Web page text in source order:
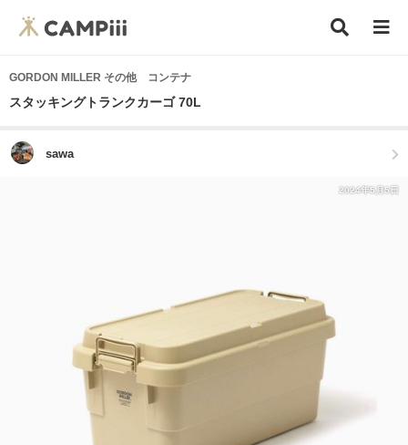
GORDON MILLER その他 コンテナ
スタッキングトランクカーゴ 70L
sawa
2024年5月5日